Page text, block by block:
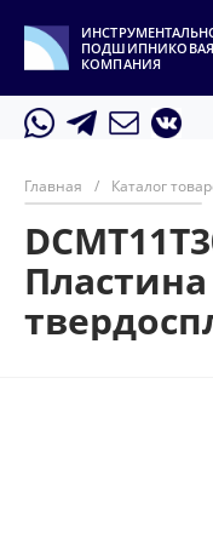
ПОДШИПНИКОВАЯ
КОМПАНИЯ
Главная / Каталог
Пластина